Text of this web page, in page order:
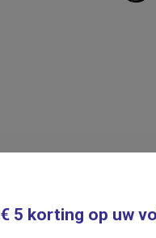
€ 5 korting op uw